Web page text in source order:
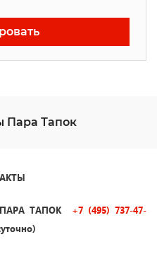
Пара Тапок
ПАРА ТАПОК
+7 (495) 737-47-